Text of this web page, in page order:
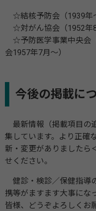
☆結核予防会（1939年
☆対がん協会（1952年8
☆予防医学事業中央会
会1957年7月～）
今後の掲載に
最新情報（掲載項目の
集しています。より正確
新・変更がありましたら
せください。
健診・検診／保健指導
携等がますます大事にな
皆様、どうぞよろしくお